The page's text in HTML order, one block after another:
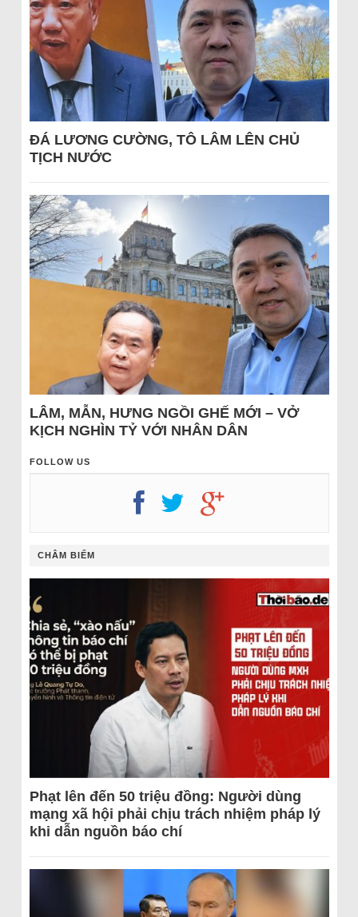
ĐÁ LƯƠNG CƯỜNG, TÔ LÂM LÊN CHỦ
TỊCH NƯỚC
LÂM, MẪN, HƯNG NGỒI GHẾ MỚI – VỞ
KỊCH NGHÌN TỶ VỚI NHÂN DÂN
FOLLOW US
CHÂM BIẾM
Phạt lên đến 50 triệu đồng: Người dùng
mạng xã hội phải chịu trách nhiệm pháp lý
khi dẫn nguồn báo chí